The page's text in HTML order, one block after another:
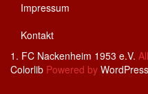
Impressum
Kontakt
1. FC Nackenheim 1953 e.V.
Colorlib Powered by WordPress